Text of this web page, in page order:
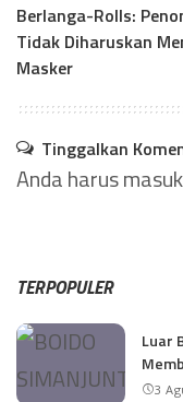
Berlanga-Rolls:
Tidak Diharuskan
Masker
Tinggalkan
Anda harusmasuk
TERPOPULER
Luar
3